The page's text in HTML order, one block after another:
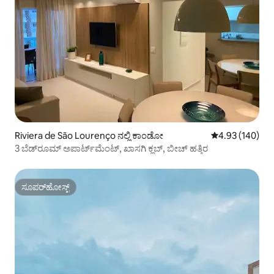
Riviera de São Lourenço ನಲ್ಲಿ ಕಾಂಡೋ 5 ರಲ್ಲಿ 4.93
4.93 (140)
3 ಬೆಡ್‌ರೂಮ್ ಅಪಾರ್ಟ್‌ಮೆಂಟ್, ಖಾಸಗಿ ಕ್ಲಬ್, ಬೀಚ್ ಹತ್ತಿರ
ಸೂಪರ್‌ಹೋಸ್ಟ್
ಸೂಪರ್‌ಹೋಸ್ಟ್